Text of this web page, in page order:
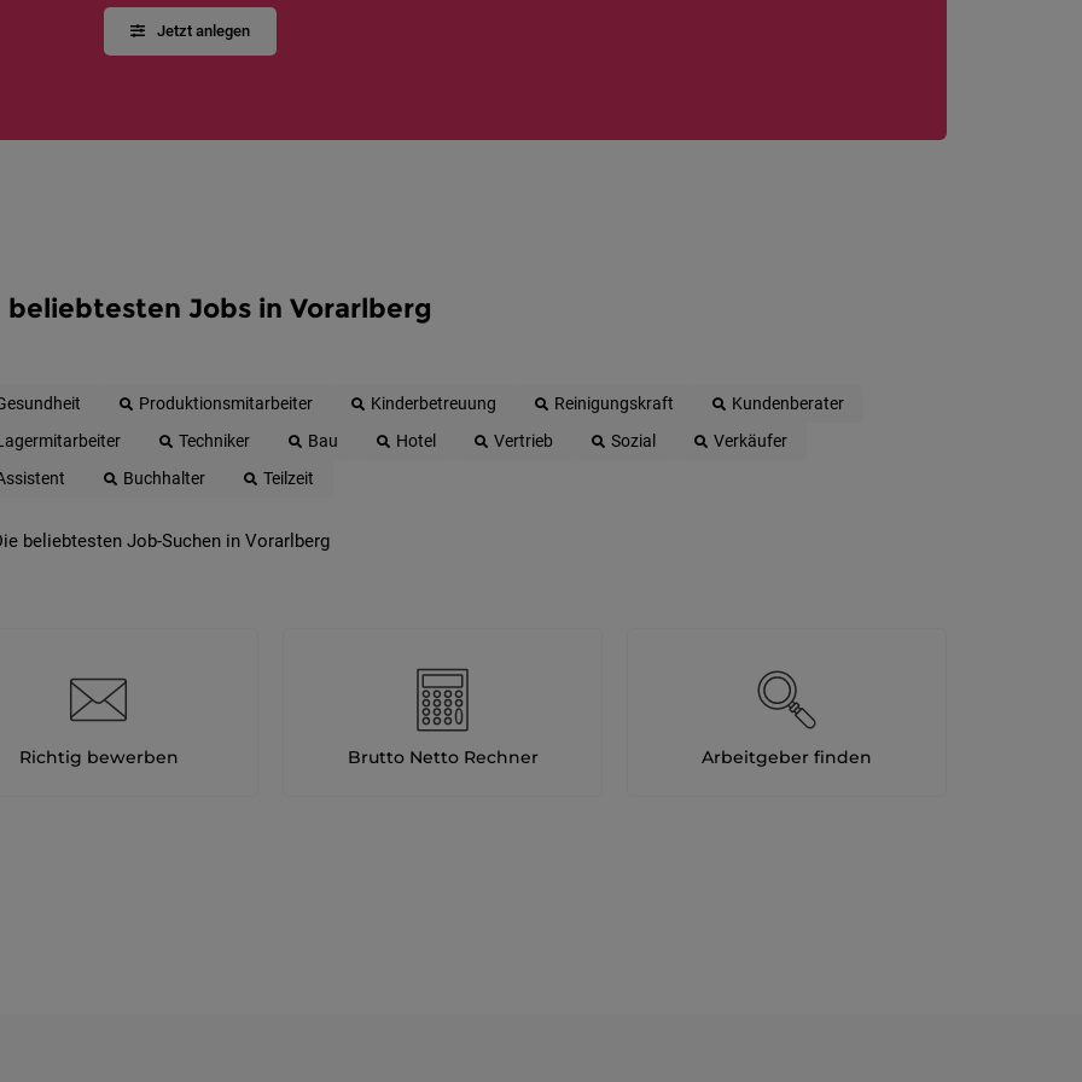
Jetzt anlegen
beliebtesten Jobs in Vorarlberg
Produktionsmitarbeiter Kinderbetreuung Reinigungskraft
Kundenberater
Techniker Bau Hotel Vertrieb Sozial
Verkäufer
Buchhalter Teilzeit
beliebtesten Job-Suchen in Vorarlberg
Richtig bewerben Brutto Netto Rechner Arbeitgeber finden